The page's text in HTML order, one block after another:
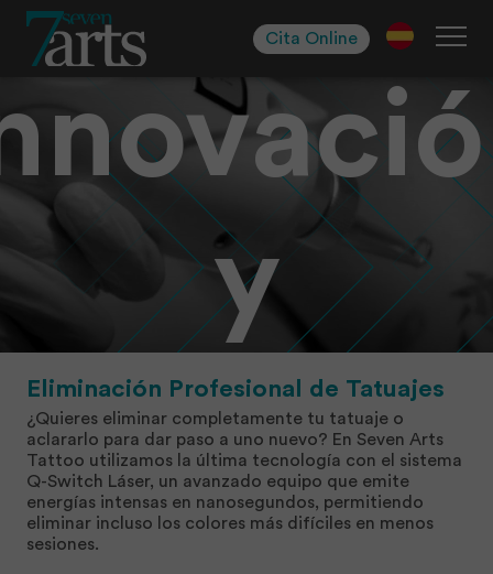
Skip
navigation
content
Cita Online
Tatuajes
y
Eliminación Profesional de Tatuajes
¿Quieres eliminar completamente tu tatuaje o
aclararlo para dar paso a uno nuevo? En Seven Arts
Tattoo utilizamos la última tecnología con el sistema
Q-Switch Láser, un avanzado equipo que emite
energías intensas en nanosegundos, permitiendo
eliminar incluso los colores más difíciles en menos
sesiones.